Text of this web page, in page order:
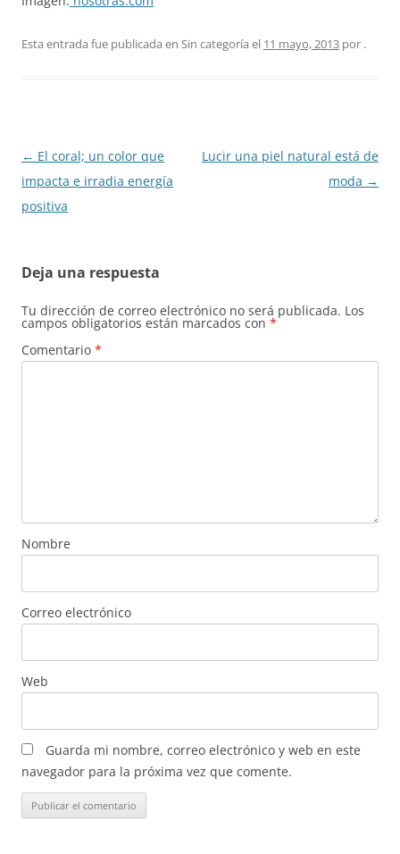
Esta entrada fue publicada en Sin categoría el 11 mayo, 2013 por .
Navegación
de
entradas
← El coral; un color que
impacta e irradia energía
positiva
Lucir una piel natural está de
moda →
Deja una respuesta
Tu dirección de correo electrónico no será publicada. Los
campos obligatorios están marcados con *
Comentario *
Nombre
Correo electrónico
Web
Guarda mi nombre, correo electrónico y web en este
navegador para la próxima vez que comente.